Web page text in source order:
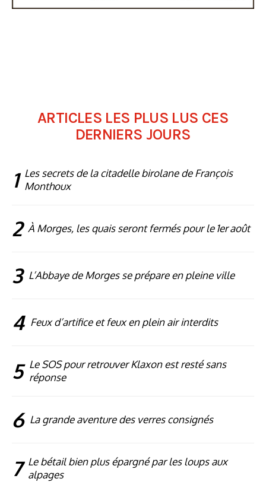
ARTICLES LES PLUS LUS CES
DERNIERS JOURS
1 Les secrets de la citadelle birolane de François
Monthoux
2 À Morges, les quais seront fermés pour le 1er août
3 L’Abbaye de Morges se prépare en pleine ville
4 Feux d’artifice et feux en plein air interdits
5 Le SOS pour retrouver Klaxon est resté sans
réponse
6 La grande aventure des verres consignés
7 Le bétail bien plus épargné par les loups aux
alpages